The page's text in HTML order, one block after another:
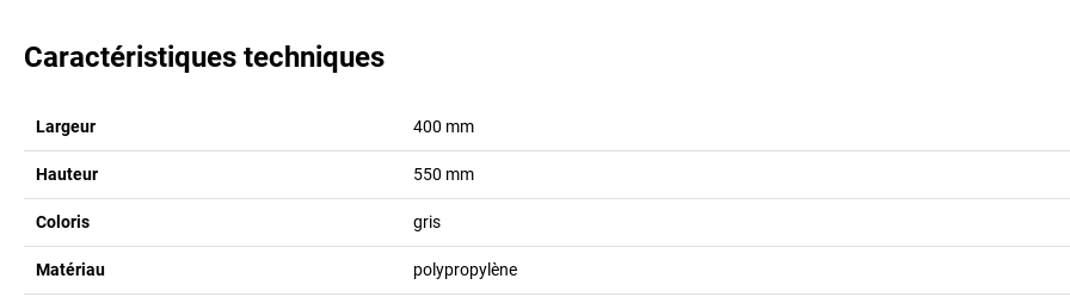
Caractéristiques techniques
Largeur 400 mm
Hauteur 550 mm
Coloris gris
Matériau polypropylène